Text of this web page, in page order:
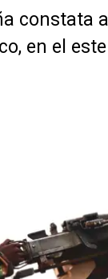
constata
en el este